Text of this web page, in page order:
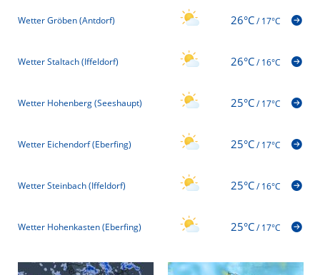
Wetter Gröben (Antdorf) 26°C/17°C
Wetter Staltach (Iffeldorf) 26°C/16°C
Wetter Hohenberg (Seeshaupt) 25°C/17°C
Wetter Eichendorf (Eberfing) 25°C/17°C
Wetter Steinbach (Iffeldorf) 25°C/16°C
Wetter Hohenkasten (Eberfing) 25°C/17°C